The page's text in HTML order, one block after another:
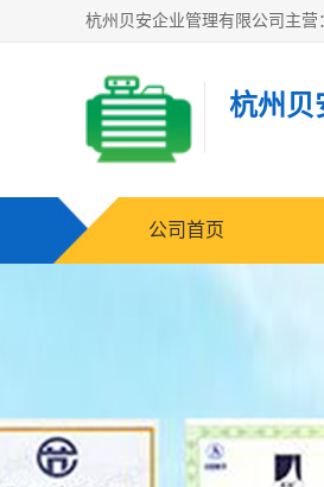
杭州贝安企业管理有限公司主营
杭州贝
公司首页